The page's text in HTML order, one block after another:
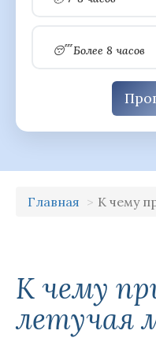
😴 Более 8 часов
Главная К чему
К чему
летучая